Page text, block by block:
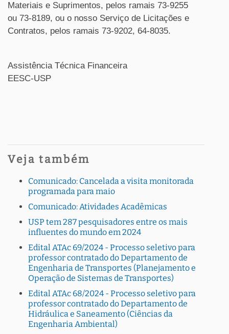
Materiais e Suprimentos, pelos ramais 73-9255
ou 73-8189, ou o nosso Serviço de Licitações e
Contratos, pelos ramais 73-9202, 64-8035.
Assistência Técnica Financeira
EESC-USP
Veja também
Comunicado: Cancelada a visita monitorada
programada para maio
Comunicado: Atividades Acadêmicas
USP tem 287 pesquisadores entre os mais
influentes do mundo em 2024
Edital ATAc 69/2024 - Processo seletivo para
professor contratado do Departamento de
Engenharia de Transportes (Planejamento e
Operação de Sistemas de Transportes)
Edital ATAc 68/2024 - Processo seletivo para
professor contratado do Departamento de
Hidráulica e Saneamento (Ciências da
Engenharia Ambiental)